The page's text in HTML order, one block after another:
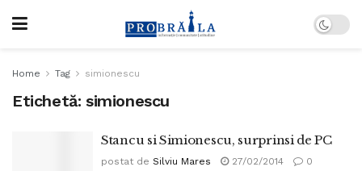
Home Tag simionescu
Etichetă: simionescu
Stancu si Simionescu, surprinsi de PC
postat de Silviu Mares 27/02/2014 0